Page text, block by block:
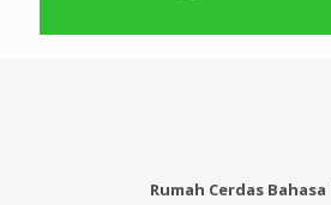
Rumah Cerdas